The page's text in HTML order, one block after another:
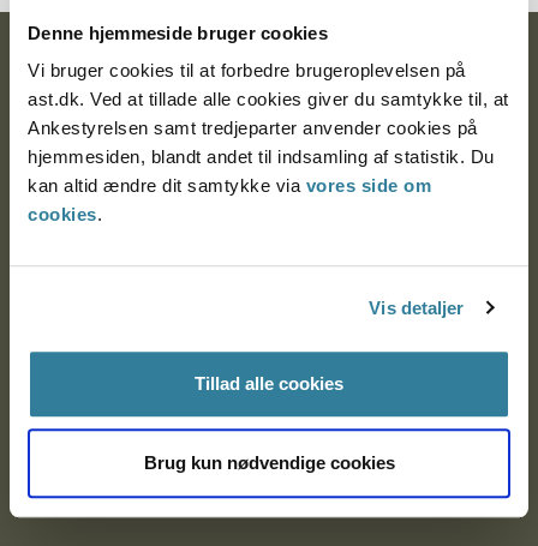
Denne hjemmeside bruger cookies
Vi bruger cookies til at forbedre brugeroplevelsen på
ast.dk. Ved at tillade alle cookies giver du samtykke til, at
Ankestyrelsen samt tredjeparter anvender cookies på
hjemmesiden, blandt andet til indsamling af statistik. Du
kan altid ændre dit samtykke via vores side om
cookies.
Vis detaljer
Tillad alle cookies
Brug kun nødvendige cookies
Ankestyrelsen
Nytorv 7, 2. sal
9000 Aalborg
Ankestyrelsen København
EAN: 57 98 000 35 48 21